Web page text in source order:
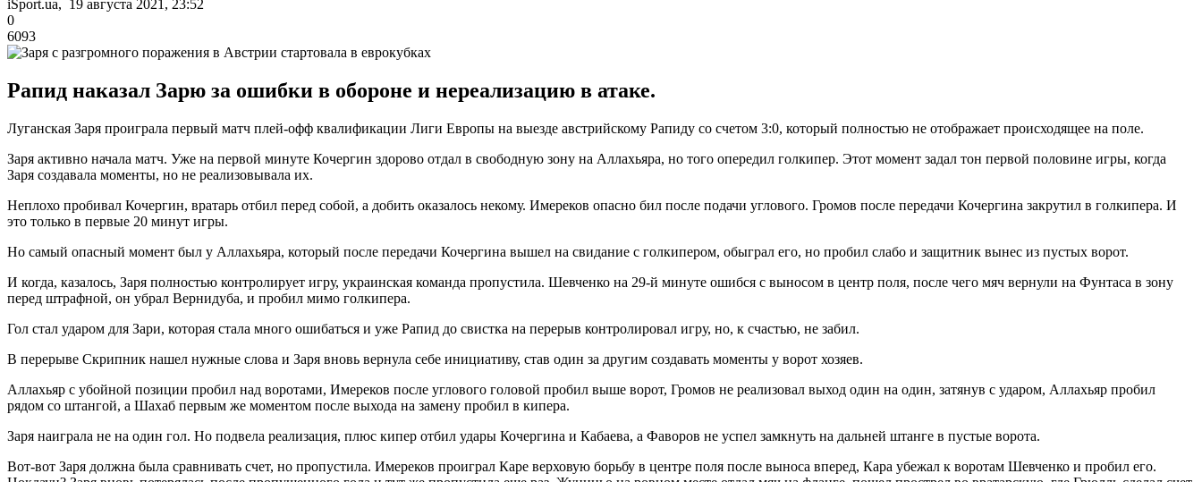
iSport.ua, 19 августа 2021, 23:52
0
6093
Рапид наказал Зарю за ошибки в обороне и нереализацию в атаке.
Луганская Заря проиграла первый матч плей-офф квалификации Лиги Европы на выезде австрийскому Рапиду со счетом 3:0, который полностью не отображает происходящее на поле.
Заря активно начала матч. Уже на первой минуте Кочергин здорово отдал в свободную зону на Аллахьяра, но того опередил голкипер. Этот момент задал тон первой половине игры, когда
Заря создавала моменты, но не реализовывала их.
Неплохо пробивал Кочергин, вратарь отбил перед собой, а добить оказалось некому. Имереков опасно бил после подачи углового. Громов после передачи Кочергина закрутил в голкипера. И
это только в первые 20 минут игры.
Но самый опасный момент был у Аллахьяра, который после передачи Кочергина вышел на свидание с голкипером, обыграл его, но пробил слабо и защитник вынес из пустых ворот.
И когда, казалось, Заря полностью контролирует игру, украинская команда пропустила. Шевченко на 29-й минуте ошибся с выносом в центр поля, после чего мяч вернули на Фунтаса в зону
перед штрафной, он убрал Вернидуба, и пробил мимо голкипера.
Гол стал ударом для Зари, которая стала много ошибаться и уже Рапид до свистка на перерыв контролировал игру, но, к счастью, не забил.
В перерыве Скрипник нашел нужные слова и Заря вновь вернула себе инициативу, став один за другим создавать моменты у ворот хозяев.
Аллахьяр с убойной позиции пробил над воротами, Имереков после углового головой пробил выше ворот, Громов не реализовал выход один на один, затянув с ударом, Аллахьяр пробил
рядом со штангой, а Шахаб первым же моментом после выхода на замену пробил в кипера.
Заря наиграла не на один гол. Но подвела реализация, плюс кипер отбил удары Кочергина и Кабаева, а Фаворов не успел замкнуть на дальней штанге в пустые ворота.
Вот-вот Заря должна была сравнивать счет, но пропустила. Имереков проиграл Каре верховую борьбу в центре поля после выноса вперед, Кара убежал к воротам Шевченко и пробил его.